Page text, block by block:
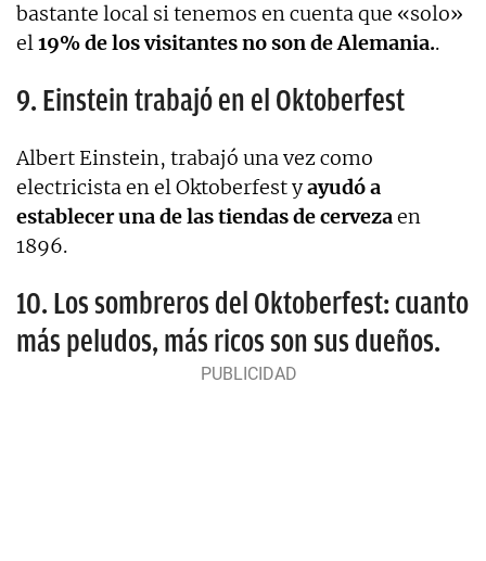
bastante local si tenemos en cuenta que «solo»
el19% de los visitantes no son de Alemania..
9. Einstein trabajó en el Oktoberfest
Albert Einstein, trabajó una vez como
electricista en el Oktoberfest yayudó a
establecer una de las tiendas de cervezaen
1896.
10. Los sombreros del Oktoberfest: cuanto
más peludos, más ricos son sus dueños.